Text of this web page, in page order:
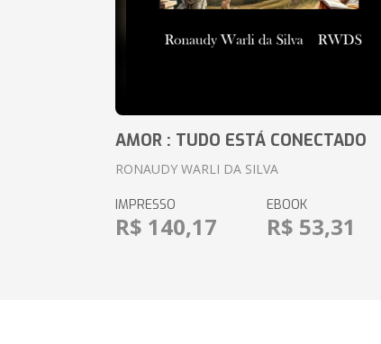
AMOR : TUDO ESTÁ CONECTADO
RONAUDY WARLI DA SILVA
IMPRESSO
R$ 140,17
EBOOK
R$ 53,31